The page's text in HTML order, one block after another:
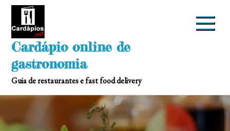
Skip
Cardápio online de
gastronomia
Guia de restaurantes e fast food delivery